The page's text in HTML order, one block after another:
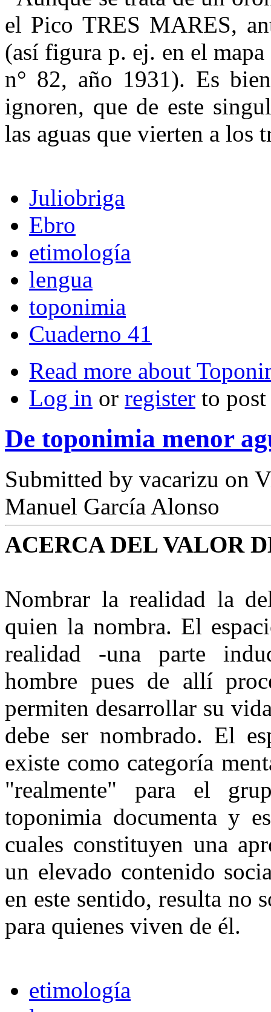
el Pico TRES MARES,
(así figura p. ej. en el
n° 82, año 1931). Es
ignoren, que de este
las aguas que vierten a los
Juliobriga
Ebro
etimología
lengua
toponimia
Cuaderno 41
Read more about
Log in or register to
De toponimia menor
Submitted by vacarizu on
Manuel García Alonso
ACERCA DEL VALOR
Nombrar la realidad la
quien la nombra. El
realidad -una parte
hombre pues de allí
permiten desarrollar su
debe ser nombrado. El
existe como categoría
"realmente" para el
toponimia documenta y
cuales constituyen una
un elevado contenido
en este sentido, resulta no
para quienes viven de él.
etimología